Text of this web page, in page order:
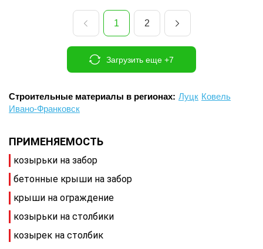
1 2
Загрузить еще +7
Строительные материалы в регионах: Луцк Ковель
Ивано-Франковск
ПРИМЕНЯЕМОСТЬ
козырьки на забор
бетонные крыши на забор
крыши на ограждение
козырьки на столбики
козырек на столбик